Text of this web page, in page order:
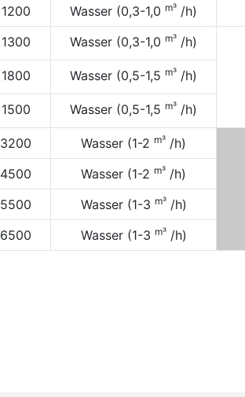
1200 Wasser (0,3-1,0 m³ /h)
1300 Wasser (0,3-1,0 m³ /h)
1800 Wasser (0,5-1,5 m³ /h)
1500 Wasser (0,5-1,5 m³ /h)
3200 Wasser (1-2 m³ /h)
4500 Wasser (1-2 m³ /h)
5500 Wasser (1-3 m³/h)
6500 Wasser (1-3 m³/h)